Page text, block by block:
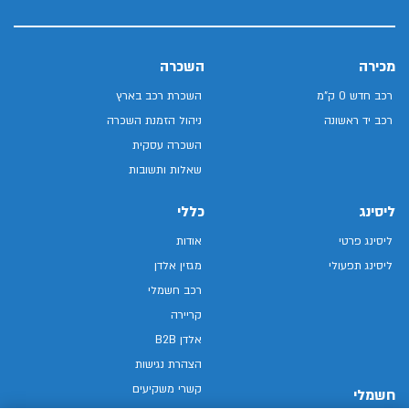
מכירה
רכב חדש 0 ק"מ
רכב יד ראשונה
השכרה
השכרת רכב בארץ
ניהול הזמנת השכרה
השכרה עסקית
שאלות ותשובות
ליסינג
ליסינג פרטי
ליסינג תפעולי
חשמלי
כללי
אודות
מגזין אלדן
רכב חשמלי
קריירה
אלדן B2B
הצהרת נגישות
קשרי משקיעים